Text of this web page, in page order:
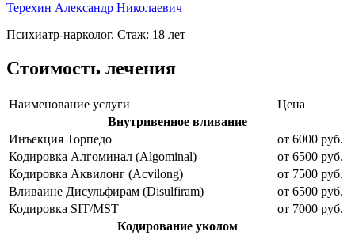
Терехин Александр Николаевич
Психиатр-нарколог. Стаж: 18 лет
Стоимость лечения
Наименование услуги
Цена
Внутривенное вливание
Инъекция Торпедо
от 6000 руб.
Кодировка Алгоминал (Algominal)
от 6500 руб.
Кодировка Аквилонг (Acvilong)
от 7500 руб.
Вливаине Дисульфирам (Disulfiram)
от 6500 руб.
Кодировка SIT/MST
от 7000 руб.
Кодирование уколом